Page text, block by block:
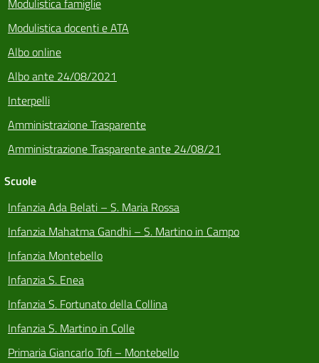
Modulistica docenti e ATA
Albo online
Albo ante 24/08/2021
Interpelli
Amministrazione Trasparente
Amministrazione Trasparente ante 24/08/21
Scuole
Infanzia Ada Belati – S. Maria Rossa
Infanzia Mahatma Gandhi – S. Martino in Campo
Infanzia Montebello
Infanzia S. Enea
Infanzia S. Fortunato della Collina
Infanzia S. Martino in Colle
Primaria Giancarlo Tofi – Montebello